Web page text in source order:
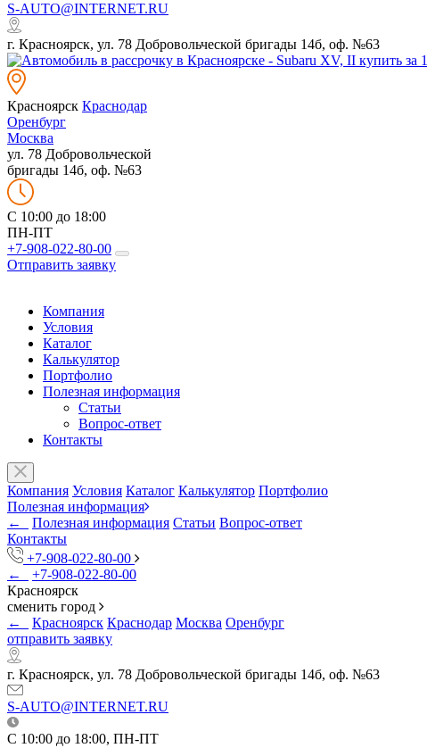
S-AUTO@INTERNET.RU
г. Красноярск, ул. 78 Добровольческой бригады 14б, оф. №63
Красноярск Краснодар
Оренбург
Москва
ул. 78 Добровольческой
бригады 14б, оф. №63
C 10:00 до 18:00
ПН-ПТ
+7-908-022-80-00
Отправить заявку
Компания
Условия
Каталог
Калькулятор
Портфолио
Полезная информация
Статьи
Вопрос-ответ
Контакты
Компания Условия Каталог Калькулятор Портфолио
Полезная информация
←
Полезная информация Статьи Вопрос-ответ
Контакты
+7-908-022-80-00
←
+7-908-022-80-00
Красноярск
сменить город
←
Красноярск Краснодар Москва Оренбург
отправить заявку
г. Красноярск, ул. 78 Добровольческой бригады 14б, оф. №63
S-AUTO@INTERNET.RU
C 10:00 до 18:00, ПН-ПТ